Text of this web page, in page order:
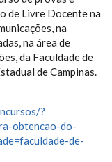
de Livre Docente na
na
na área de
da Faculdade de
de Campinas.
?
obtencao-do-
de-